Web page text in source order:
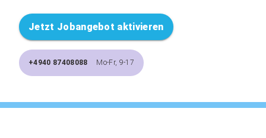
Jetzt Jobangebot aktivieren
+4940 87408088 Mo-Fr, 9-17